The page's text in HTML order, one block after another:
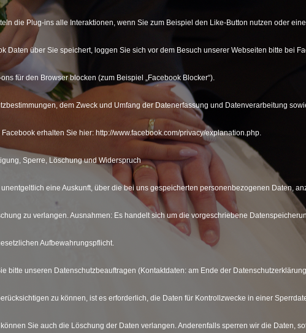
die Plug-ins alle Interaktionen, wenn Sie zum Beispiel den Like-Button nutzen oder
Daten über Sie speichert, loggen Sie sich vor dem Besuch unserer Webseiten bitte bei
für den Browser blocken (zum Beispiel „Facebook Blocker“).
dem Zweck und Umfang der Datenerfassung und Datenverarbeitung
erhalten Sie hier: http://www.facebook.com/privacy/explanation.php.
Sperre, Löschung und Widerspruch
eine Auskunft, über die bei uns gespeicherten personenbezogenen Daten,
zu verlangen. Ausnahmen: Es handelt sich um die vorgeschriebene
Aufbewahrungspflicht.
bitte unseren Datenschutzbeauftragen (Kontaktdaten: am Ende der
zu können, ist es erforderlich, die Daten für Kontrollzwecke in einer
Sie auch die Löschung der Daten verlangen. Anderenfalls sperren wir die Daten,